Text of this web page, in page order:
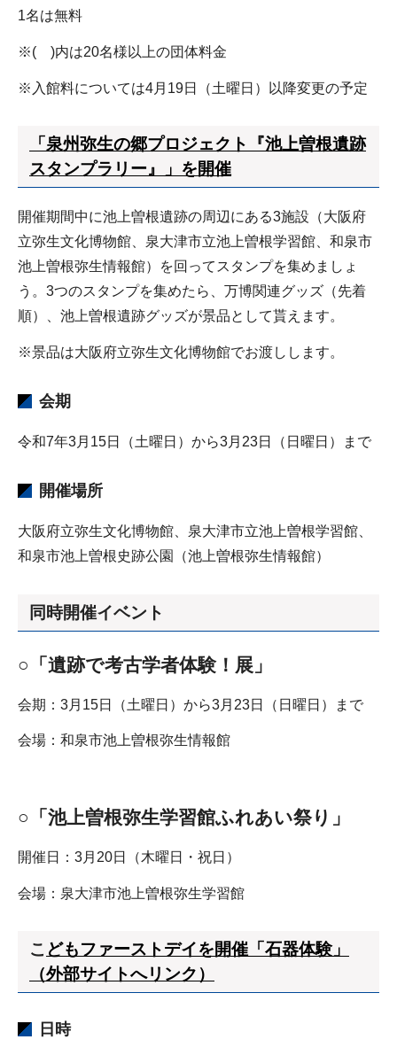
1名は無料
※( )内は20名様以上の団体料金
※入館料については4月19日（土曜日）以降変更の予定
「泉州弥生の郷プロジェクト『池上曽根遺跡
スタンプラリー』」を開催
開催期間中に池上曽根遺跡の周辺にある3施設（大阪府
立弥生文化博物館、泉大津市立池上曽根学習館、和泉市
池上曽根弥生情報館）を回ってスタンプを集めましょ
う。3つのスタンプを集めたら、万博関連グッズ（先着
順）、池上曽根遺跡グッズが景品として貰えます。
※景品は大阪府立弥生文化博物館でお渡しします。
会期
令和7年3月15日（土曜日）から3月23日（日曜日）まで
開催場所
大阪府立弥生文化博物館、泉大津市立池上曽根学習館、
和泉市池上曽根史跡公園（池上曽根弥生情報館）
同時開催イベント
○「遺跡で考古学者体験！展」
会期：3月15日（土曜日）から3月23日（日曜日）まで
会場：和泉市池上曽根弥生情報館
○「池上曽根弥生学習館ふれあい祭り」
開催日：3月20日（木曜日・祝日）
会場：泉大津市池上曽根弥生学習館
こ どもファーストデイを開催「石器体験」
（外部サイトへリンク）
日時